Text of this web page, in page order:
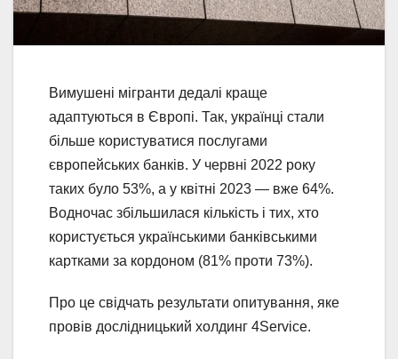
Вимушені мігранти дедалі краще
адаптуються в Європі. Так, українці стали
більше користуватися послугами
європейських банків. У червні 2022 року
таких було 53%, а у квітні 2023 — вже 64%.
Водночас збільшилася кількість і тих, хто
користується українськими банківськими
картками за кордоном (81% проти 73%).
Про це свідчать результати опитування, яке
провів дослідницький холдинг 4Service.